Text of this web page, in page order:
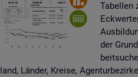
Ta­bel­len
der
land, Län­der, Krei­se,